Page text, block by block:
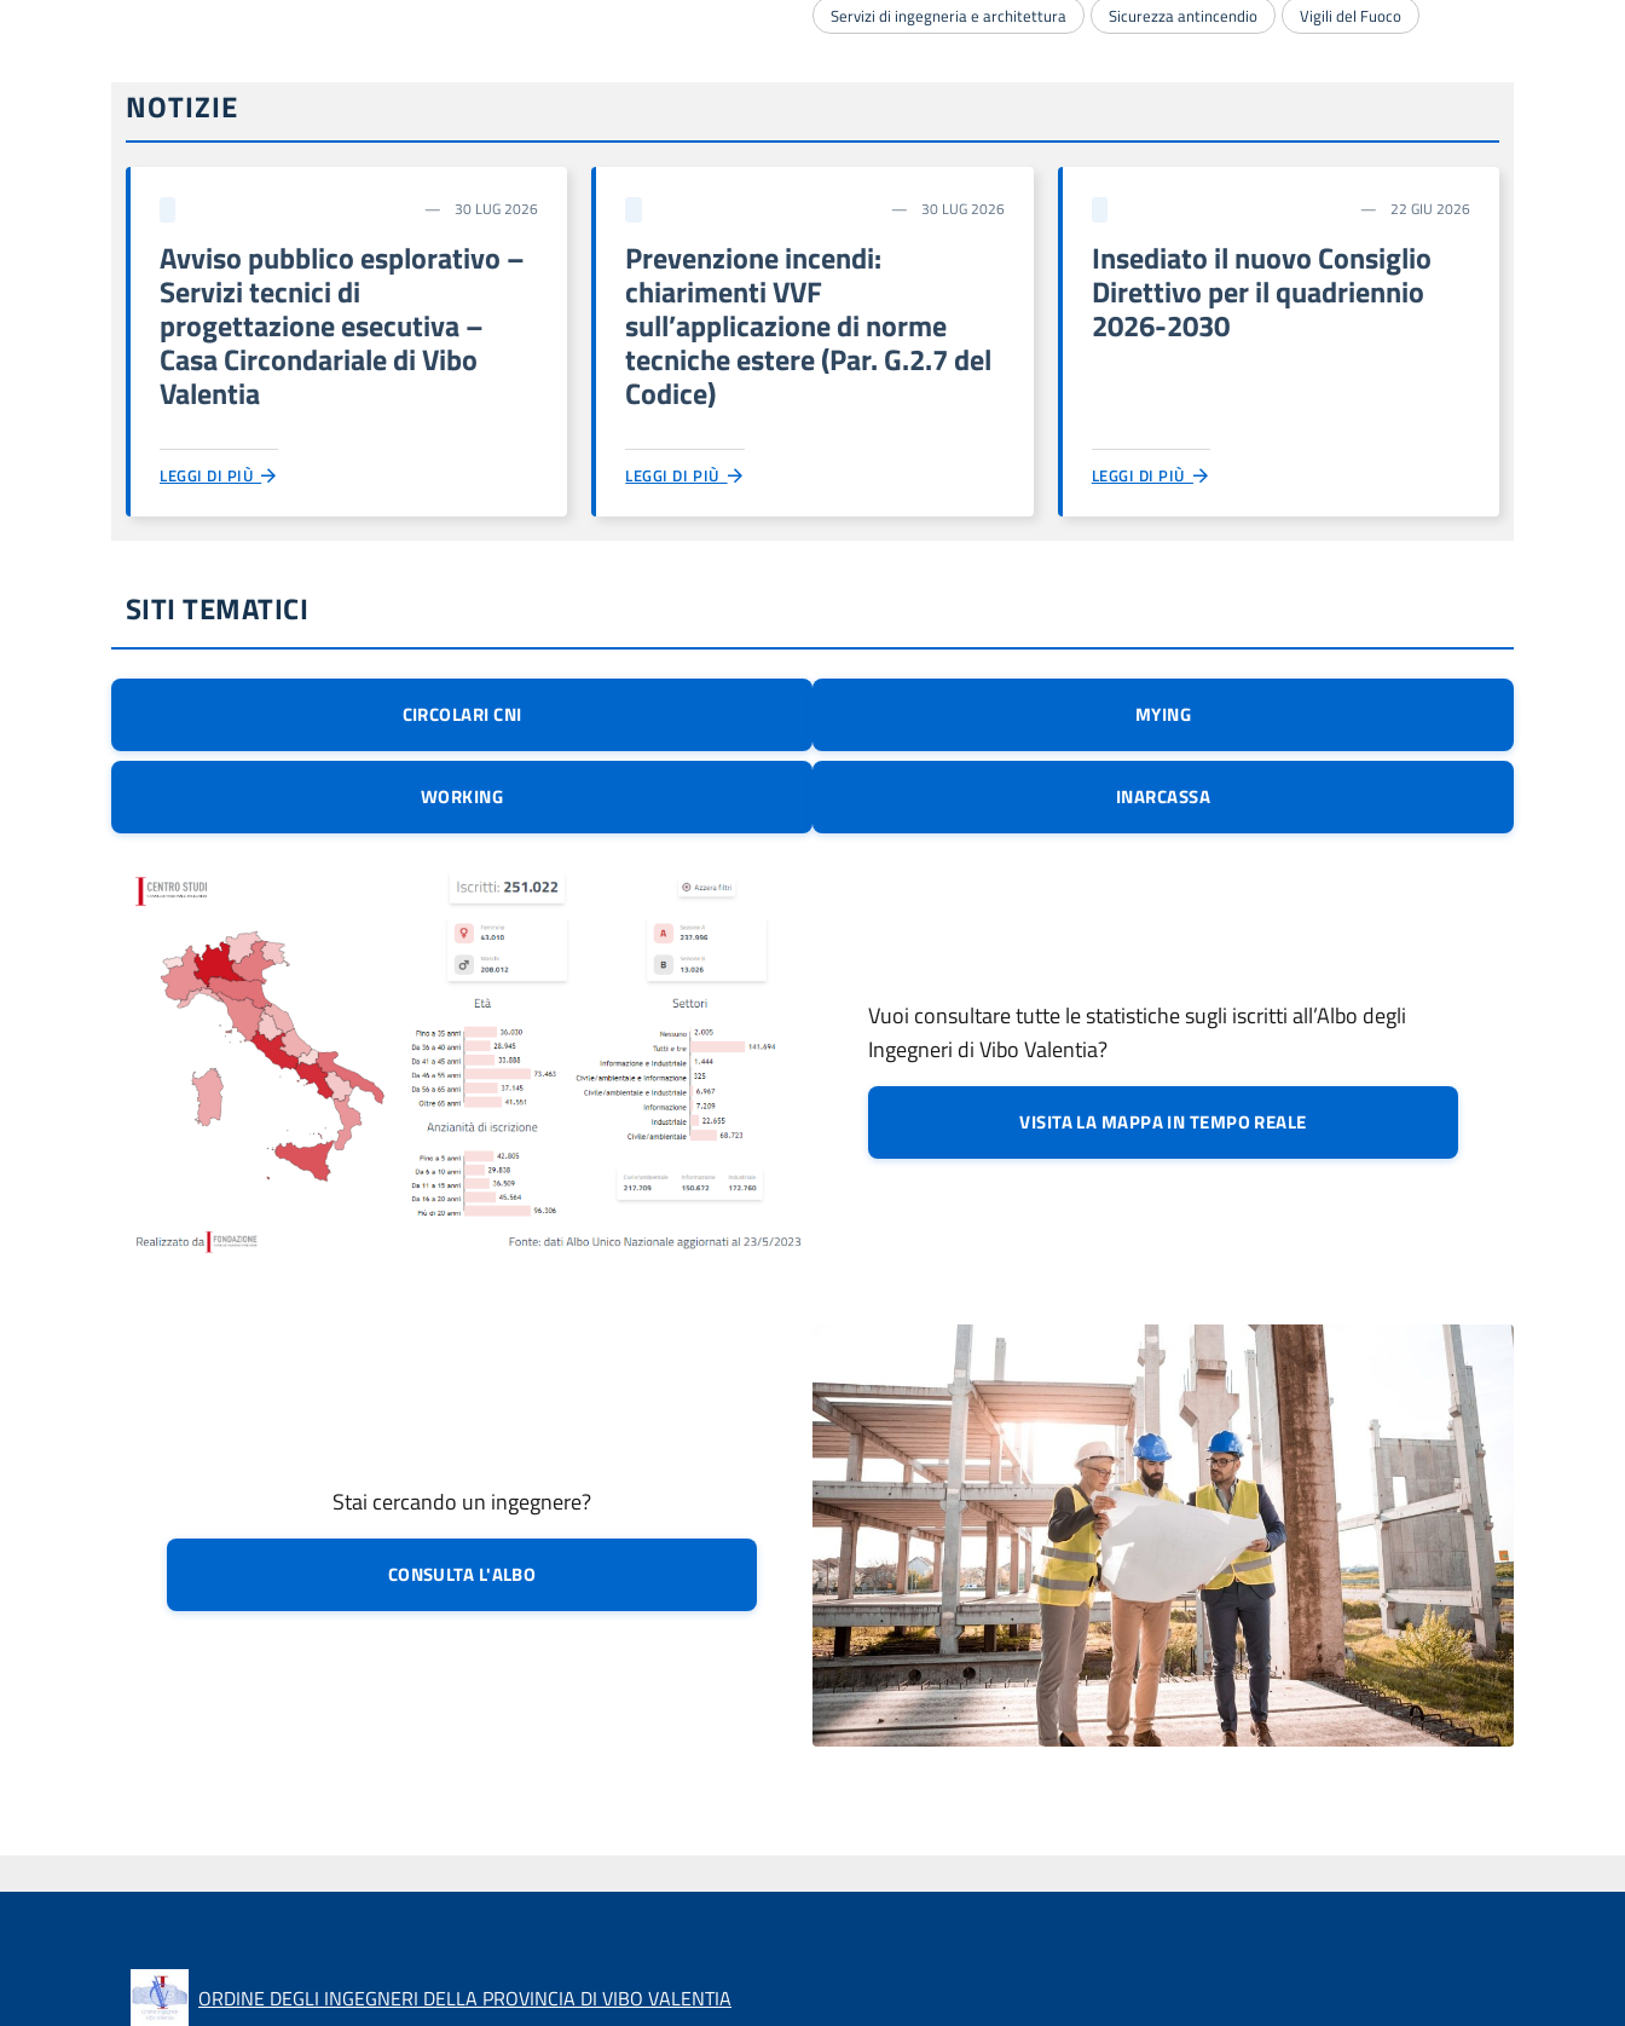
Servizi di ingegneria e architettura
Sicurezza antincendio Vigili del Fuoco
NOTIZIE
30 LUG 2026
Avviso pubblico esplorativo –
Servizi tecnici di
progettazione esecutiva –
Casa Circondariale di Vibo
Valentia
LEGGI DI PIÙ
30 LUG 2026
Prevenzione incendi:
chiarimenti VVF
sull’applicazione di norme
tecniche estere (Par. G.2.7 del
Codice)
LEGGI DI PIÙ
22 GIU 2026
Insediato il nuovo Consiglio
Direttivo per il quadriennio
2026-2030
LEGGI DI PIÙ
SITI TEMATICI
CIRCOLARI CNI MYING
WORKING INARCASSA
Vuoi consultare tutte le statistiche sugli iscritti all’Albo degli
Ingegneri di Vibo Valentia?
VISITA LA MAPPA IN TEMPO REALE
Stai cercando un ingegnere?
CONSULTA L'ALBO
ORDINE DEGLI INGEGNERI DELLA PROVINCIA DI VIBO VALENTIA